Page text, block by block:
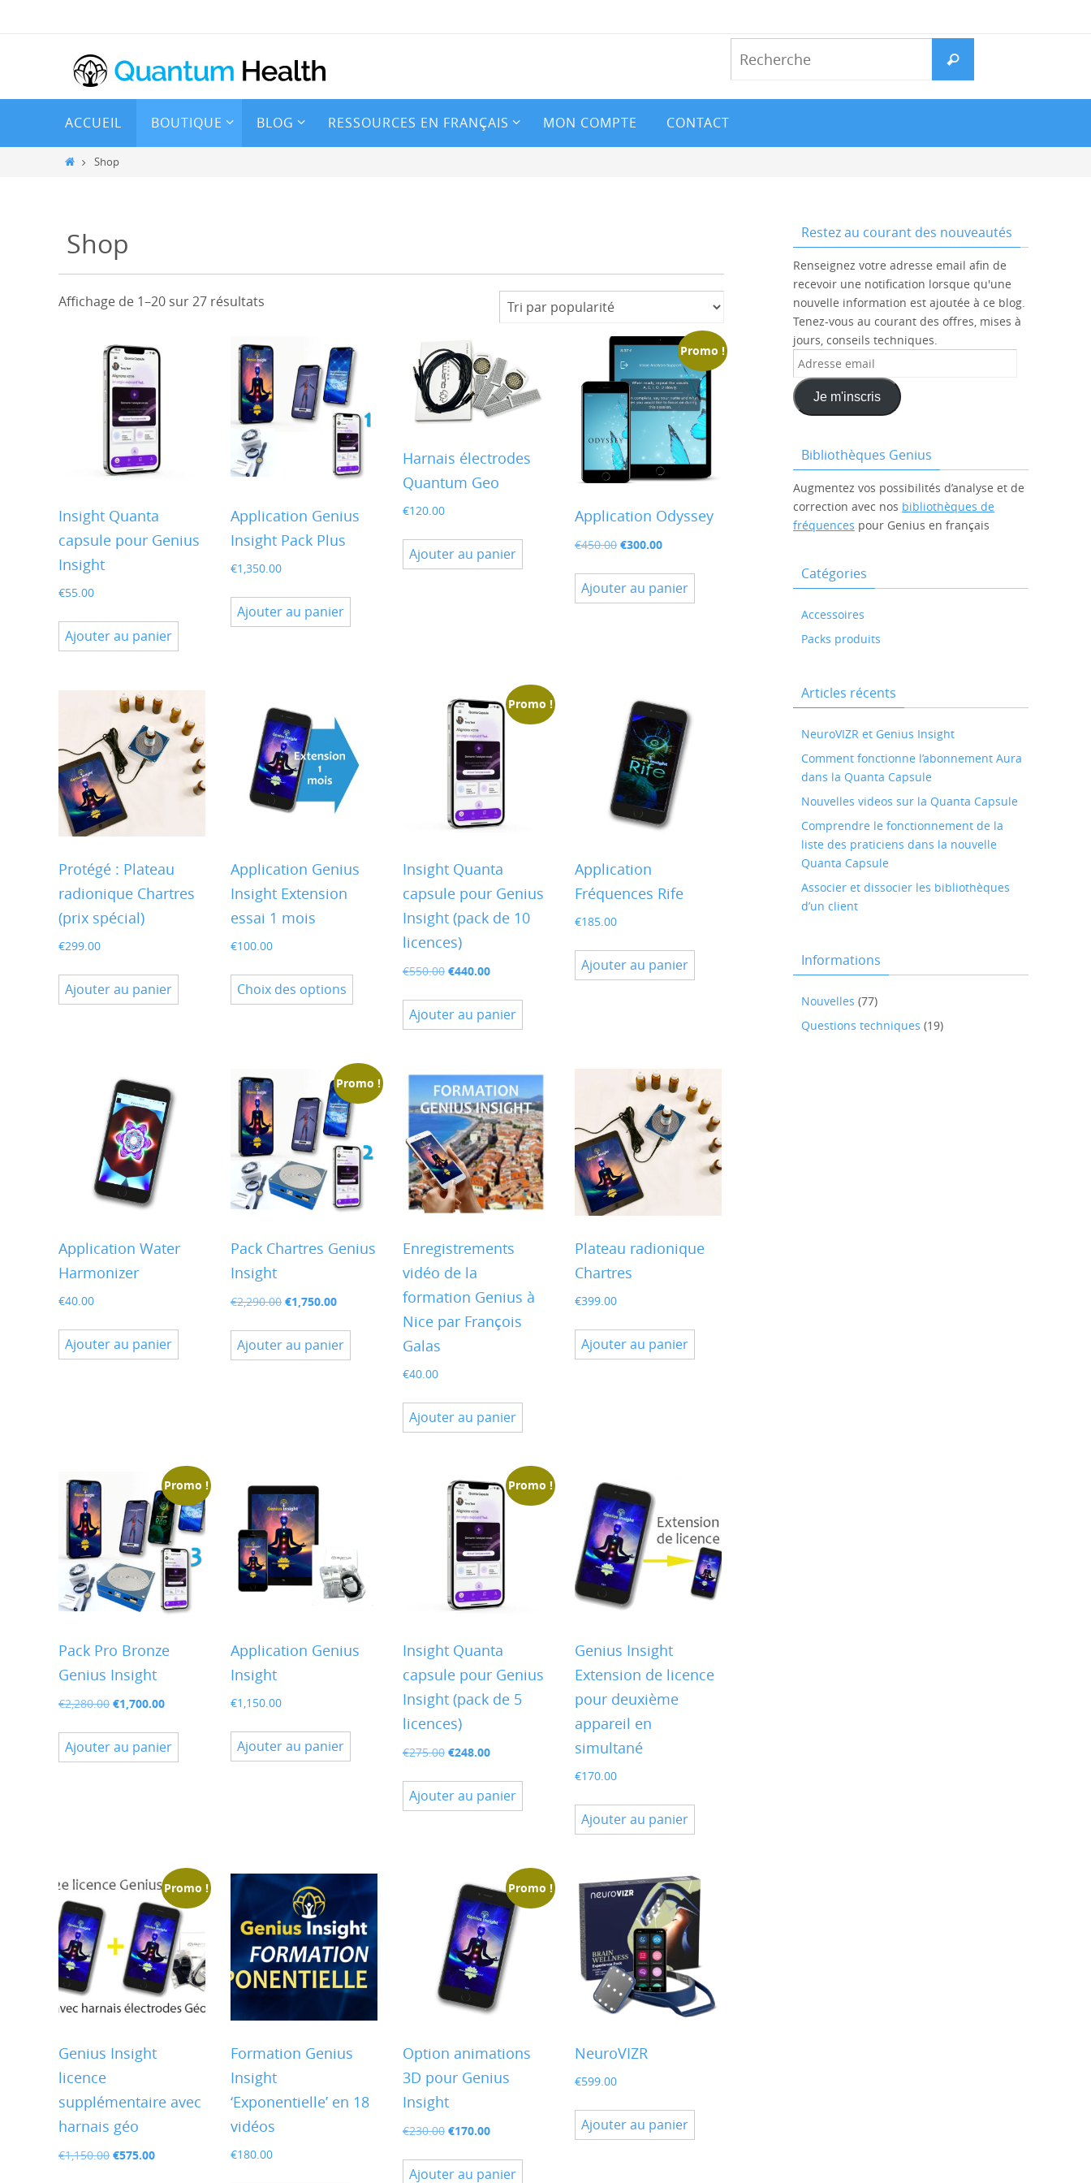
Recherche
le
ACCUEIL BOUTIQUE BLOG RESSOURCES EN FRANÇAIS MON COMPTE CONTACT
HomeShop
Shop
Affichage de 1–20 sur 27 résultats
popularité
Insight Quanta
capsule pour Genius
Insight
€55.00
Ajouter au panier
Application Genius
Insight Pack Plus
€1,350.00
Ajouter au panier
Harnais électrodes
Quantum Geo
€120.00
Ajouter au panier
Promo !
Application Odyssey
€450.00 Le
était :
€300.00Le
actuel
est :
Ajouter au panier
Protégé : Plateau
radionique Chartres
(prix spécial)
€299.00
Ajouter au panier
Application Genius
Insight Extension
essai 1 mois
€100.00
Choix des options
Ce
variations.
Les
options
peuvent
être
choisies
sur
la
du
Promo !
Insight Quanta
capsule pour Genius
Insight (pack de 10
licences)
€550.00 Le
était :
€440.00Le
actuel
est :
Ajouter au panier
Application
Fréquences Rife
€185.00
Ajouter au panier
Application Water
Harmonizer
€40.00
Ajouter au panier
Promo !
Pack Chartres Genius
Insight
€2,290.00 Le
était :
€1,750.00Le
est :
Ajouter au panier
Enregistrements
vidéo de la
formation Genius à
Nice par François
Galas
€40.00
Ajouter au panier
Plateau radionique
Chartres
€399.00
Ajouter au panier
Promo !
Pack Pro Bronze
Genius Insight
€2,280.00 Le
était :
€1,700.00Le
est :
Ajouter au panier
Application Genius
Insight
€1,150.00
Ajouter au panier
Promo !
Insight Quanta
capsule pour Genius
Insight (pack de 5
licences)
€275.00 Le
était :
€248.00Le
actuel
est :
Ajouter au panier
Genius Insight
Extension de licence
pour deuxième
appareil en
simultané
€170.00
Ajouter au panier
Promo !
Genius Insight
licence
supplémentaire avec
harnais géo
€1,150.00 Le
€575.00Le
Formation Genius
Insight
‘Exponentielle’ en 18
vidéos
€180.00
Promo !
Option animations
3D pour Genius
Insight
€230.00 Le
€170.00Le
actuel
Ajouter au panier
NeuroVIZR
€599.00
Ajouter au panier
Restez au courant des nouveautés
Renseignez votre adresse email afin de
recevoir une notification lorsque qu'une
nouvelle information est ajoutée à ce blog.
Tenez-vous au courant des offres, mises à
jours, conseils techniques.
Adresse
email
Je m'inscris
Bibliothèques Genius
Augmentez vos possibilités d’analyse et de
correction avec nos bibliothèques de
fréquences pour Genius en français
Catégories
Accessoires
Packs produits
Articles récents
NeuroVIZR et Genius Insight
Comment fonctionne l’abonnement Aura
dans la Quanta Capsule
Nouvelles videos sur la Quanta Capsule
Comprendre le fonctionnement de la
liste des praticiens dans la nouvelle
Quanta Capsule
Associer et dissocier les bibliothèques
d’un client
Informations
Nouvelles (77)
Questions techniques (19)